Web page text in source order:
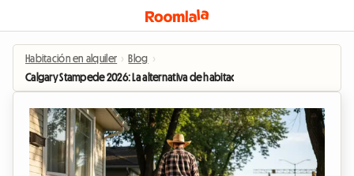
Habitación en alquiler › Blog ›
Calgary Stampede 2026: La alternativa de habitación en casa del anfitrión